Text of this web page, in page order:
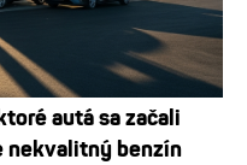
autá sa začali
nekvalitný benzín